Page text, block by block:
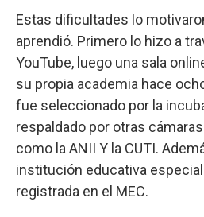
Estas dificultades lo
aprendió. Primero lo hizo a
YouTube, luego una sala
su propia academia hace
fue seleccionado por la
respaldado por otras
como la ANII Y la CUTI.
institución educativa
registrada en el MEC.